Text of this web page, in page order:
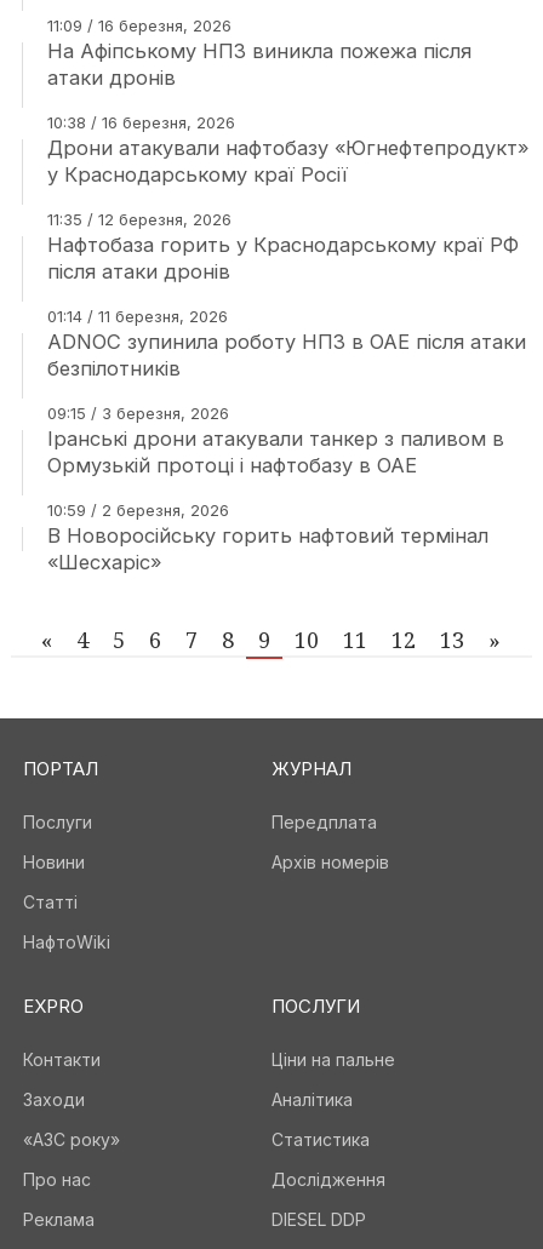
11:09 / 16 березня, 2026
На Афіпському НПЗ виникла пожежа після
атаки дронів
10:38 / 16 березня, 2026
Дрони атакували нафтобазу «Югнефтепродукт»
у Краснодарському краї Росії
11:35 / 12 березня, 2026
Нафтобаза горить у Краснодарському краї РФ
після атаки дронів
01:14 / 11 березня, 2026
ADNOC зупинила роботу НПЗ в ОАЕ після атаки
безпілотників
09:15 / 3 березня, 2026
Іранські дрони атакували танкер з паливом в
Ормузькій протоці і нафтобазу в ОАЕ
10:59 / 2 березня, 2026
В Новоросійську горить нафтовий термінал
«Шесхаріс»
« 4 5 6 7 8 9 10 11 12 13 »
ПОРТАЛ
Послуги
Новини
Статті
НафтоWiki
ЖУРНАЛ
Передплата
Архів номерів
EXPRO
Контакти
Заходи
«АЗС року»
Про нас
Реклама
ПОСЛУГИ
Ціни на пальне
Аналітика
Статистика
Дослідження
DIESEL DDP